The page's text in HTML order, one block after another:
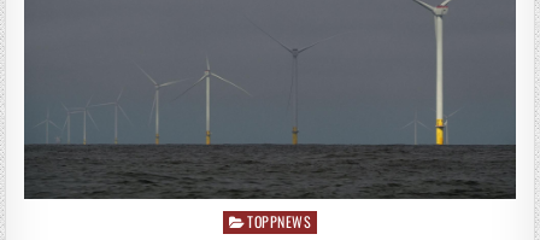
Posted
TOPPNEWS